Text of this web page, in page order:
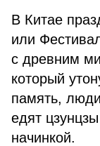
В Китае
или
с древним
который
память,
едят
начинкой.